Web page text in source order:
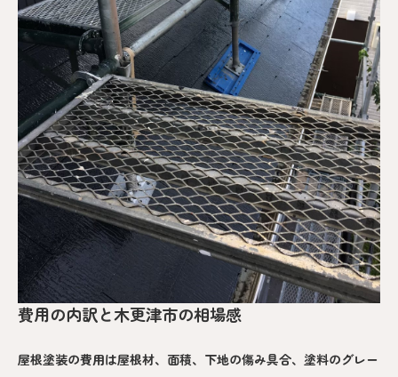
費用の内訳と木更津市の相場感
屋根塗装の費用は屋根材、面積、下地の傷み具合、塗料のグレー